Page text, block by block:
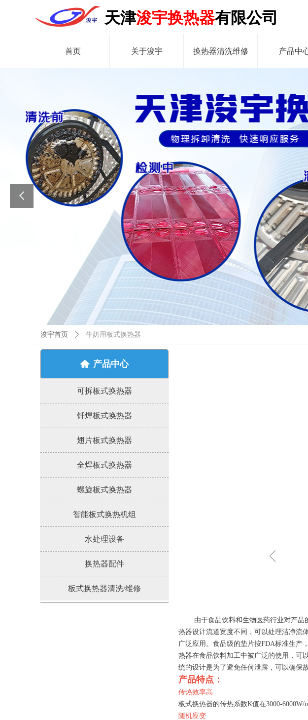
首页 关于浚宇 换热器清洗维修 产品中
天津浚宇换热器有限公司
浚宇首页 ꄲ 牛奶用板式换热器
ꁆ
由于食品饮料和生物医药行业对产品的
热器设计流道宽度不同，可以处理洁净流
广泛应用。食品级的垫片按FDA标准生产
热器在食品饮料加工中被广泛的使用，可
统的设计是为了避免任何泄露，可以确保
产品特点：
传热效率高
板式换热器的传热系数K值在3000-6000W/
随机应变
낀 产品中心
可拆板式换热器
钎焊板式换热器
翅片板式换热器
全焊板式换热器
螺旋板式换热器
智能板式换热机组
水处理设备
换热器配件
板式换热器清洗/维修